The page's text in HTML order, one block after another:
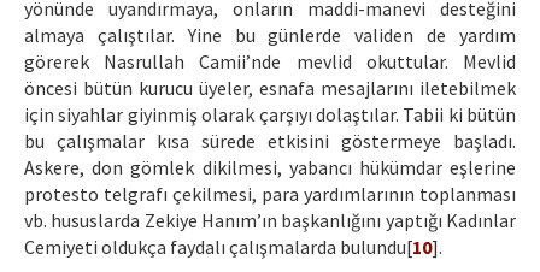
yönünde uyandırmaya, onların maddi-manevi desteğini
almaya çalıştılar. Yine bu günlerde validen de yardım
görerek Nasrullah Camii’nde mevlid okuttular. Mevlid
öncesi bütün kurucu üyeler, esnafa mesajlarını iletebilmek
için siyahlar giyinmiş olarak çarşıyı dolaştılar. Tabii ki bütün
bu çalışmalar kısa sürede etkisini göstermeye başladı.
Askere, don gömlek dikilmesi, yabancı hükümdar eşlerine
protesto telgrafı çekilmesi, para yardımlarının toplanması
vb. hususlarda Zekiye Hanım’ın başkanlığını yaptığı Kadınlar
Cemiyeti oldukça faydalı çalışmalarda bulundu[10].